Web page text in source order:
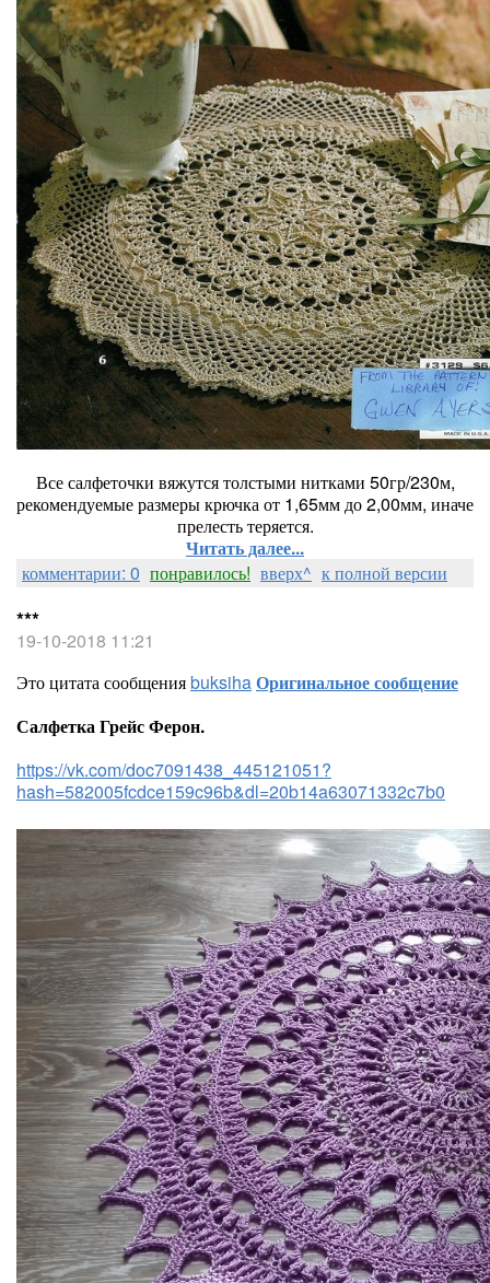
Все салфеточки вяжутся толстыми нитками 50гр/230м,
рекомендуемые размеры крючка от 1,65мм до 2,00мм, иначе
прелесть теряется.
Читать далее...
комментарии: 0 понравилось! вверх^ к полной версии
***
19-10-2018 11:21
Это цитата сообщенияbuksihaОригинальное сообщение
Салфетка Грейс Ферон.
https://vk.com/doc7091438_445121051?
hash=582005fcdce159c96b&dl=20b14a63071332c7b0